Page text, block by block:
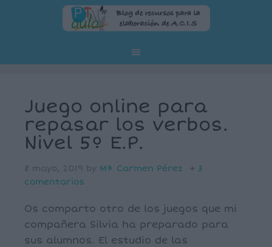
Juego online para
repasar los verbos.
Nivel 5º E.P.
8 mayo, 2019 by Mª Carmen Pérez
3
comentarios
Os comparto otro de los juegos que mi
compañera Silvia ha preparado para
sus alumnos. El estudio de las